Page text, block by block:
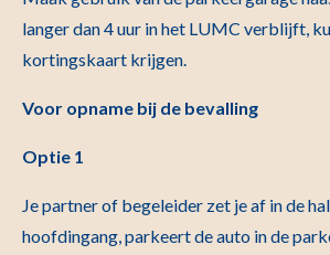
langer dan 4 uur in het LUMC verblijft,
kortingskaart krijgen.
Voor opname bij de bevalling
Optie 1
Je partner of begeleider zet je af in de
hoofdingang, parkeert de auto in de